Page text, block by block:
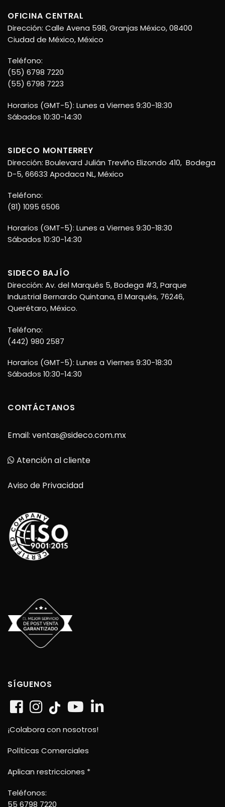
OFICINA CENTRAL
Dirección: Calle Avena 598, Granjas México, 08400
Ciudad de México, México
Teléfono:
(55) 6798 7220
(55) 6798 7223
Horarios (GMT-5): Lunes a Viernes 9:30-18:30
Sábados 10:30-14:30
SIDECO MONTERREY
Dirección: Boulevard Julián Treviño Elizondo 410, Bodega
D-5, 66633 Apodaca NL, México
Teléfono:
(81) 1095 6506
Horarios (GMT-5): Lunes a Viernes 9:30-18:30
Sábados 10:30-14:30
SIDECO BAJÍO
Dirección: Av. del Marqués 5, Bodega #3, Parque
Industrial Bernardo Quintana, El Marqués, 76246,
Querétaro, México.
Teléfono:
(442) 980 2587
Horarios (GMT-5): Lunes a Viernes 9:30-18:30
Sábados 10:30-14:30
CONTÁCTANOS
Email: ventas@sideco.com.mx
Atención al cliente
Aviso de Privacidad
SÍGUENOS
¡Colabora con nosotros!
Políticas Comerciales
Aplican restricciones *
Teléfonos:
55 6798 7220